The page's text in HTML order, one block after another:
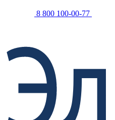
8 800 100-00-77